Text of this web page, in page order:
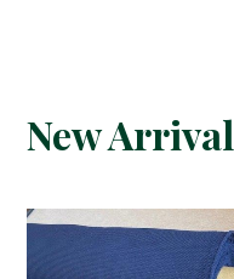
New Arrival